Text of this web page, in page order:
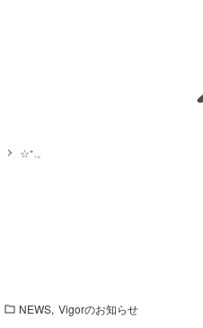
☆*.。
NEWS Vigorのお知らせ